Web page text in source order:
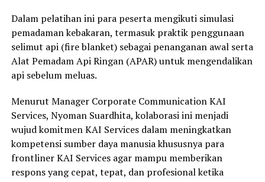
Dalam pelatihan ini para peserta mengikuti simulasi
pemadaman kebakaran, termasuk praktik penggunaan
selimut api (fire blanket) sebagai penanganan awal serta
Alat Pemadam Api Ringan (APAR) untuk mengendalikan
api sebelum meluas.
Menurut Manager Corporate Communication KAI
Services, Nyoman Suardhita, kolaborasi ini menjadi
wujud komitmen KAI Services dalam meningkatkan
kompetensi sumber daya manusia khususnya para
frontliner KAI Services agar mampu memberikan
respons yang cepat, tepat, dan profesional ketika